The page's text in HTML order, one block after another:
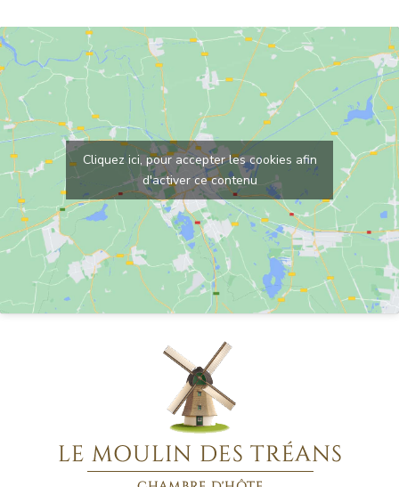
Cliquez ici, pour accepter les cookies afin
d'activer ce contenu